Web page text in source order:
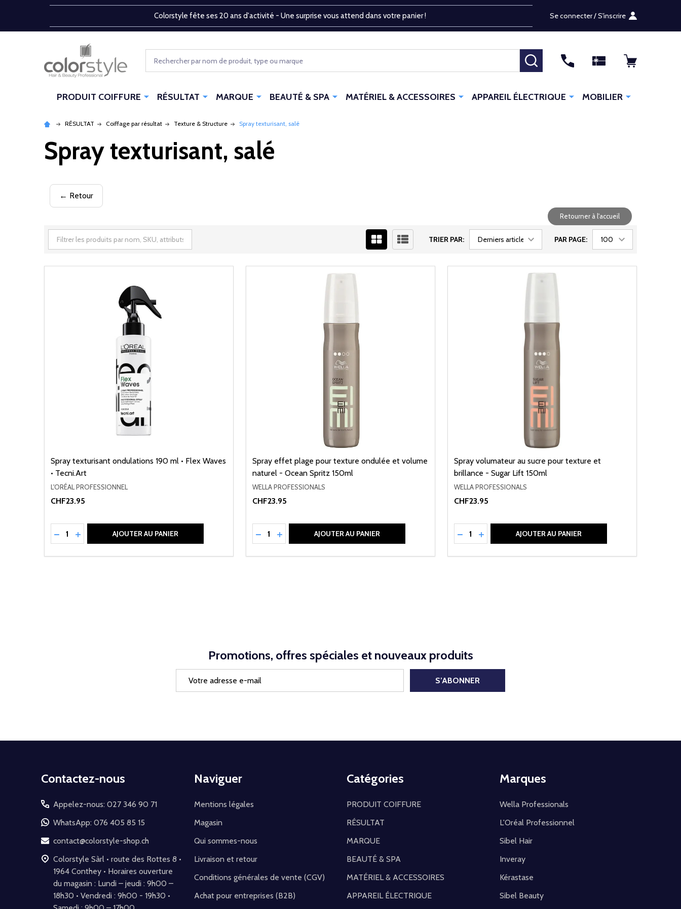
Colorstyle fête ses 20 ans d'activité - Une surprise vous attend dans votre panier ! Se connecter / S'inscrire
RECHERCHER
PRODUIT COIFFURE RÉSULTAT MARQUE BEAUTÉ & SPA MATÉRIEL & ACCESSOIRES APPAREIL ÉLECTRIQUE MOBILIER
RÉSULTAT Coiffage par résultat Texture & Structure Spray texturisant, salé
Spray texturisant, salé
← Retour
Retourner à l'accueil
TRIER PAR: PAR PAGE:
Spray texturisant ondulations 190 ml • Flex Waves
• Tecni.Art
L'ORÉAL PROFESSIONNEL
CHF23.95
Quantité:
RÉDUIRE LA QUANTITÉ DE UNDEFINED
AUGMENTER LA QUANTITÉ DE UNDEFINED
AJOUTER AU PANIER
Spray effet plage pour texture ondulée et volume
naturel - Ocean Spritz 150ml
WELLA PROFESSIONALS
CHF23.95
Quantité:
RÉDUIRE LA QUANTITÉ DE UNDEFINED
AUGMENTER LA QUANTITÉ DE UNDEFINED
AJOUTER AU PANIER
Spray volumateur au sucre pour texture et
brillance - Sugar Lift 150ml
WELLA PROFESSIONALS
CHF23.95
Quantité:
RÉDUIRE LA QUANTITÉ DE UNDEFINED
AUGMENTER LA QUANTITÉ DE UNDEFINED
AJOUTER AU PANIER
Promotions, offres spéciales et nouveaux produits
S’ABONNER
Contactez-nous
Appelez-nous: 027 346 90 71
WhatsApp: 076 405 85 15
contact@colorstyle-shop.ch
Colorstyle Sàrl • route des Rottes 8 •
1964 Conthey • Horaires ouverture
du magasin : Lundi – jeudi : 9h00 –
18h30 • Vendredi : 9h00 - 19h30 •
Naviguer
Mentions légales
Magasin
Qui sommes-nous
Livraison et retour
Conditions générales de vente (CGV)
Achat pour entreprises (B2B)
Catégories
PRODUIT COIFFURE
RÉSULTAT
MARQUE
BEAUTÉ & SPA
MATÉRIEL & ACCESSOIRES
APPAREIL ÉLECTRIQUE
Marques
Wella Professionals
L'Oréal Professionnel
Sibel Hair
Inveray
Kérastase
Sibel Beauty